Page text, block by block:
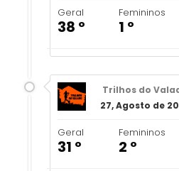
Geral
38 º
Femininos
1 º
Trilhos do
27, Agosto de
Geral
31 º
Femininos
2 º